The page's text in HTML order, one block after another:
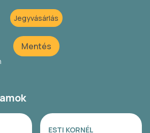
Jegyvásárlás
Mentés
ESTI KORNÉL